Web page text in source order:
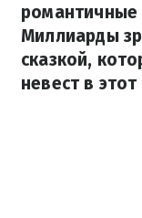
романтичные
Миллиарды
сказкой,
невест в